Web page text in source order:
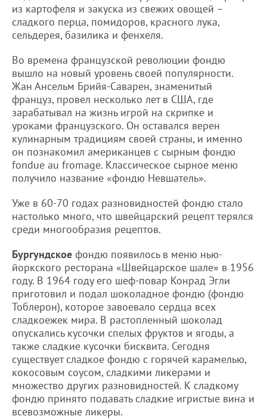
из картофеля и закуска из свежих овощей –
сладкого перца, помидоров, красного лука,
сельдерея, базилика и фенхеля.
Во времена французской революции фондю
вышло на новый уровень своей популярности.
Жан Ансельм Брийя-Саварен, знаменитый
француз, провел несколько лет в США, где
зарабатывал на жизнь игрой на скрипке и
уроками французского. Он оставался верен
кулинарным традициям своей страны, и именно
он познакомил американцев с сырным фондю
fondue au fromage. Классическое сырное меню
получило название «фондю Невшатель».
Уже в 60-70 годах разновидностей фондю стало
настолько много, что швейцарский рецепт терялся
среди многообразия рецептов.
Бургундское фондю появилось в меню нью-
йоркского ресторана «Швейцарское шале» в 1956
году. В 1964 году его шеф-повар Конрад Эгли
приготовил и подал шоколадное фондю (фондю
Тоблерон), которое завоевало сердца всех
сладкоежек мира. В растопленный шоколад
опускались кусочки спелых фруктов и ягоды, а
также сладкие кусочки бисквита. Сегодня
существует сладкое фондю с горячей карамелью,
кокосовым соусом, сладкими ликерами и
множество других разновидностей. К сладкому
фондю принято подавать сладкие игристые вина и
всевозможные ликеры.